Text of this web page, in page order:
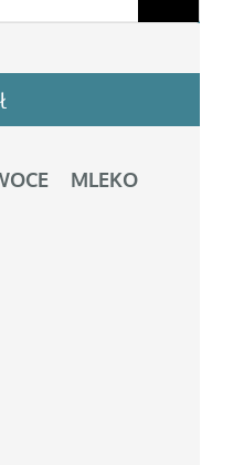
MLEKO